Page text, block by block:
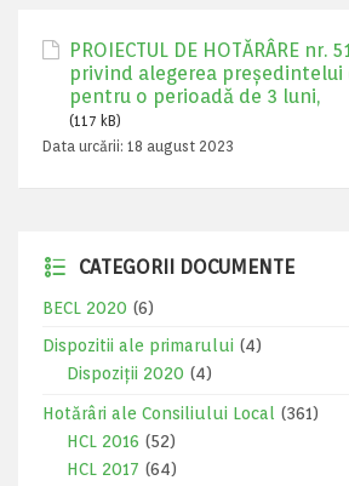
PROIECTUL DE HOTĂRÂRE nr.
privind alegerea preşedintelui
pentru o perioadă de 3 luni,
(117 kB)
Data urcării: 18 august 2023
CATEGORII DOCUMENTE
BECL 2020 (6)
Dispozitii ale primarului (4)
Dispoziții 2020 (4)
Hotărâri ale Consiliului Local
(361)
HCL 2016 (52)
HCL 2017 (64)